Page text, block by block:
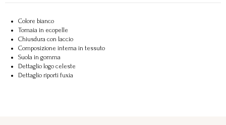
Colore bianco
Tomaia in ecopelle
Chiusdura con laccio
Composizione interna in tessuto
Suola in gomma
Dettaglio logo celeste
Dettaglio riporti fuxia